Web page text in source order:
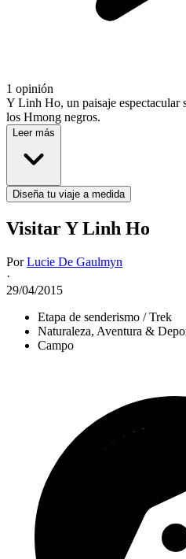
1 opinión
Y Linh Ho, un paisaje espectacular
los Hmong negros.
Leer más
Diseña tu viaje a medida
Visitar Y Linh Ho
PorLucie De Gaulmyn
·
29/04/2015
Etapa de senderismo / Trek
Naturaleza, Aventura &
Campo